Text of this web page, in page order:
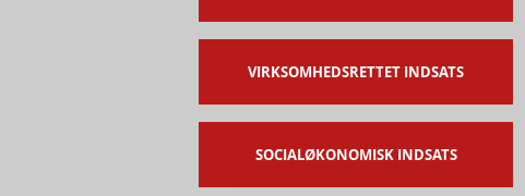
VIRKSOMHEDSRETTET INDSATS
SOCIALØKONOMISK INDSATS